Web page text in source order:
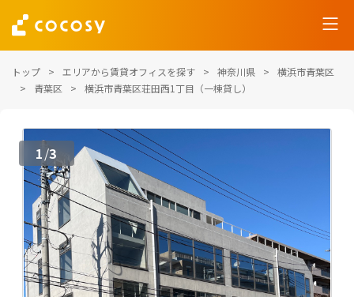
トップ エリアから賃貸オフィスを探す 神奈川県
横浜市青葉区
青葉区
横浜市青葉区荘田西1丁目（一棟貸し）
1/3